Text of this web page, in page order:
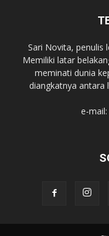
Sari Novita, penulis
Memiliki latar
meminati dunia
diangkatnya antara
e-mail: